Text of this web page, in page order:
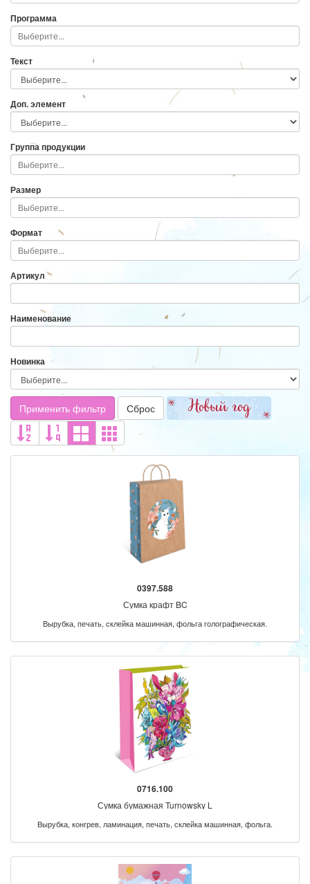
Программа
Текст
Доп. элемент
Группа продукции
Размер
Формат
Артикул
Наименование
Новинка
Применить фильтр Сброс
0397.588
Сумка крафт BC
Вырубка, печать, склейка машинная, фольга голографическая.
0716.100
Сумка бумажная Turnowsky L
Вырубка, конгрев, ламинация, печать, склейка машинная, фольга.